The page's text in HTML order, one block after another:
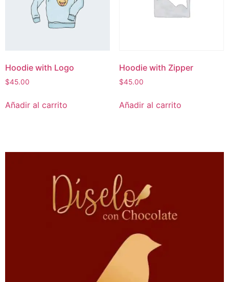
Hoodie with Logo
$45.00
Añadir al carrito
Hoodie with Zipper
$45.00
Añadir al carrito